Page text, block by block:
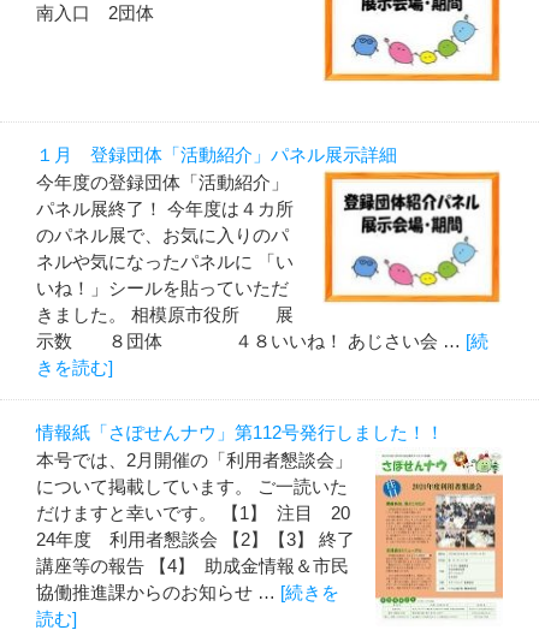
南入口 2団体
１月 登録団体「活動紹介」パネル展示詳細
今年度の登録団体「活動紹介」
パネル展終了！ 今年度は４カ所
のパネル展で、お気に入りのパ
ネルや気になったパネルに 「い
いね！」シールを貼っていただ
きました。 相模原市役所 展
示数 ８団体 ４８いいね！ あじさい会 … [続
きを読む]
情報紙「さぽせんナウ」第112号発行しました！！
本号では、2月開催の「利用者懇談会」
について掲載しています。 ご一読いた
だけますと幸いです。 【1】 注目 20
24年度 利用者懇談会 【2】【3】 終了
講座等の報告 【4】 助成金情報＆市民
協働推進課からのお知らせ … [続きを
読む]